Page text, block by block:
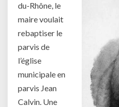
du-Rhône, le
maire voulait
rebaptiser le
parvis de
l’église
municipale en
parvis Jean
Calvin. Une